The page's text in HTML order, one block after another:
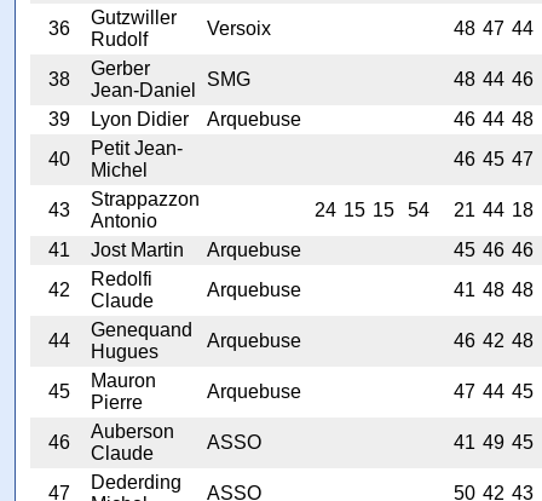
36
Gutzwiller
Rudolf
Versoix 48 47 44
38
Gerber
Jean-Daniel
SMG 48 44 46
39
Lyon Didier Arquebuse 46 44 48
40
Petit Jean-
Michel
46 45 47
43
Strappazzon
Antonio
24 15 15 54 21 44 18
41
Jost Martin Arquebuse 45 46 46
42
Redolfi
Claude
Arquebuse 41 48 48
44
Genequand
Hugues
Arquebuse 46 42 48
45
Mauron
Pierre
Arquebuse 47 44 45
46
Auberson
Claude
ASSO 41 49 45
47
Dederding
ASSO 50 42 43